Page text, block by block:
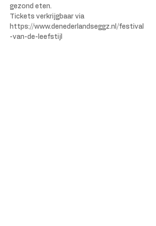
gezond eten.
Tickets verkrijgbaar via
https://www.denederlandseggz.nl/festival
-van-de-leefstijl